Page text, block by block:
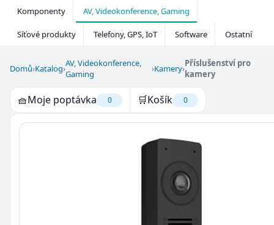
Komponenty AV, Videokonference, Gaming
Síťové produkty Telefony, GPS, IoT Software Ostatní
Domů›Katalog›AV, Videokonference,
Gaming
›Kamery›Příslušenství pro
kamery
🧺Moje poptávka 0 🛒Košík 0